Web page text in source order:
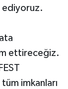
ediyoruz.
ettireceğiz.
imkanları